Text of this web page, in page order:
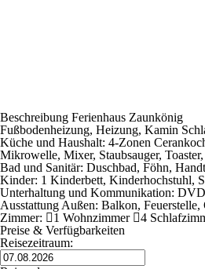
Beschreibung Ferienhaus Zaunkönig
Fußbodenheizung, Heizung, Kamin
Küche und Haushalt: 4-Zonen
Mikrowelle, Mixer, Staubsauger,
Bad und Sanitär: Duschbad, Föhn,
Kinder: 1 Kinderbett, Kinderhochstuhl,
Unterhaltung und Kommunikation:
Ausstattung Außen: Balkon,
Zimmer: 1 Wohnzimmer 4
Preise & Verfügbarkeiten
Reisezeitraum: